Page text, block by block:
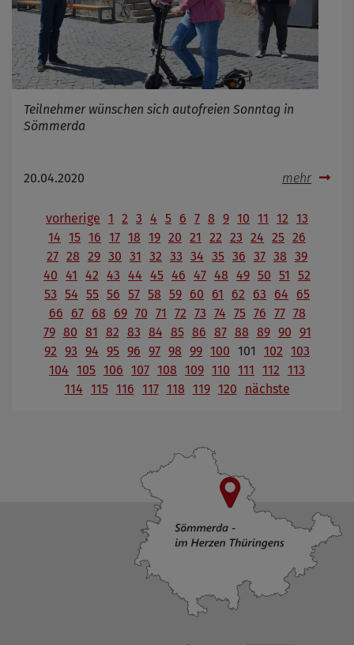
Teilnehmer wünschen sich autofreien Sonntag in
Sömmerda
20.04.2020 mehr
vorherige 1 2 3 4 5 6 7 8 9 10 11 12 13
14 15 16 17 18 19 20 21 22 23 24 25 26
27 28 29 30 31 32 33 34 35 36 37 38 39
40 41 42 43 44 45 46 47 48 49 50 51
52
53 54 55 56 57 58 59 60 61 62 63 64
65
66
67 68 69 70 71 72 73 74 75 76 77 78
79 80 81 82 83 84 85 86 87 88 89 90 91
92 93 94 95 96 97 98 99 100 101 102 103
104 105 106 107 108 109 110 111 112 113
114 115 116 117 118 119 120 nächste